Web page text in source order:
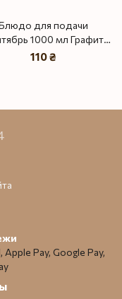
для подачи
1000 мл Графит
лайт
110 ₴